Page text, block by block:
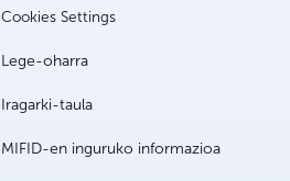
Cookies Settings
Lege-oharra
Iragarki-taula
MIFID-en inguruko informazioa